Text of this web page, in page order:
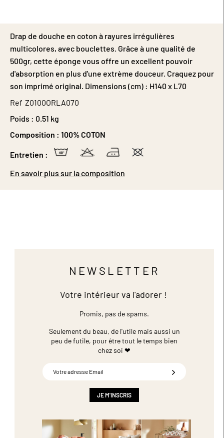
Drap de douche en coton à rayures irrégulières
multicolores, avec bouclettes. Grâce à une qualité de
500gr, cette éponge vous offre un excellent pouvoir
d'absorption en plus d'une extrème douceur. Craquez pour
son imprimé original. Dimensions (cm) : H140 x L70
Ref Z0100ORLA070
Poids : 0.51 kg
Composition : 100% COTON
Entretien :
En savoir plus sur la composition
NEWSLETTER
Votre intérieur va l'adorer !
Promis, pas de spams.
Seulement du beau, de l'utile mais aussi un
peu de futile, pour être tout le temps bien
chez soi ❤
JE M'INSCRIS